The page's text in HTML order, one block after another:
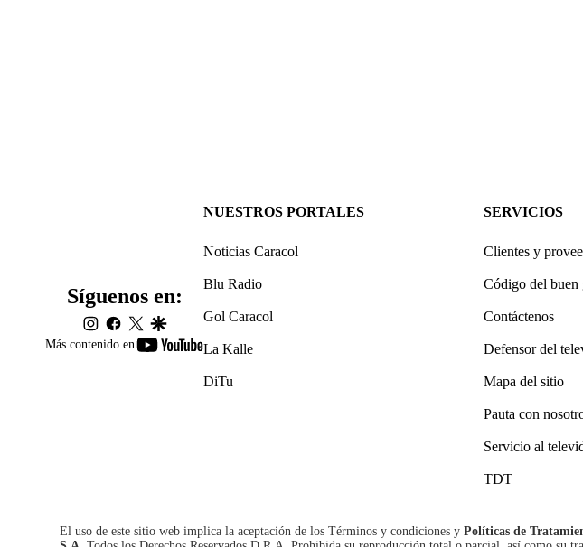
Más contenido en
youtube-
Síguenos en:
instagram
facebook
twittergoogle
NUESTROS PORTALES
Noticias Caracol
Blu Radio
Gol Caracol
La Kalle
DiTu
SERVICIOS
Clientes y
Código del buen
Contáctenos
Defensor del
Mapa del sitio
Pauta con
Servicio al
TDT
El uso de este sitio web implica la aceptación de los Términos y condiciones y Políticas de